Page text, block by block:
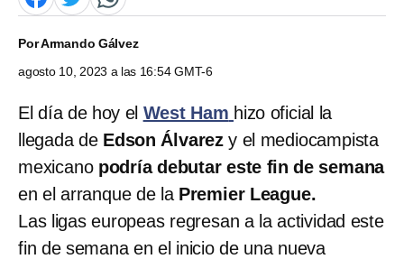
PorArmando Gálvez
agosto 10, 2023 a las 16:54 GMT-6
El día de hoy el West Ham hizo oficial la
llegada de Edson Álvarez y el mediocampista
mexicano podría debutar este fin de semana
en el arranque de la Premier League.
Las ligas europeas regresan a la actividad este
fin de semana en el inicio de una nueva